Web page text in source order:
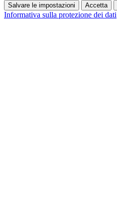
Salvare le impostazioni Accetta
Informativa sulla protezione dei dati